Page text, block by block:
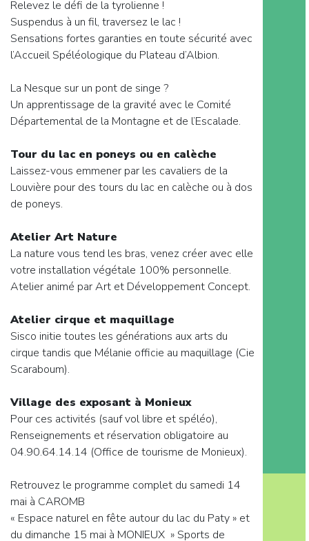
Relevez le défi de la tyrolienne !
Suspendus à un fil, traversez le lac !
Sensations fortes garanties en toute sécurité avec
l’Accueil Spéléologique du Plateau d’Albion.
La Nesque sur un pont de singe ?
Un apprentissage de la gravité avec le Comité
Départemental de la Montagne et de l’Escalade.
Tour du lac en poneys ou en calèche
Laissez-vous emmener par les cavaliers de la
Louvière pour des tours du lac en calèche ou à dos
de poneys.
Atelier Art Nature
La nature vous tend les bras, venez créer avec elle
votre installation végétale 100% personnelle.
Atelier animé par Art et Développement Concept.
Atelier cirque et maquillage
Sisco initie toutes les générations aux arts du
cirque tandis que Mélanie officie au maquillage (Cie
Scaraboum).
Village des exposant à Monieux
Pour ces activités (sauf vol libre et spéléo),
Renseignements et réservation obligatoire au
04.90.64.14.14 (Office de tourisme de Monieux).
Retrouvez le programme complet du samedi 14
mai à CAROMB
« Espace naturel en fête autour du lac du Paty » et
du dimanche 15 mai à MONIEUX » Sports de